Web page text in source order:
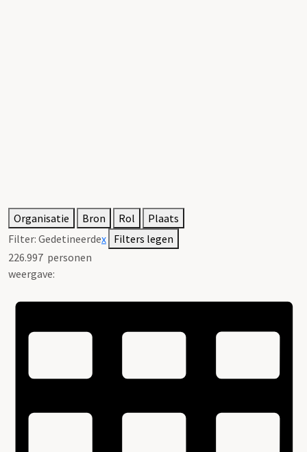
Organisatie Bron Rol
Plaats
Filter: Gedetineerdex Filters legen
226.997 personen
weergave: